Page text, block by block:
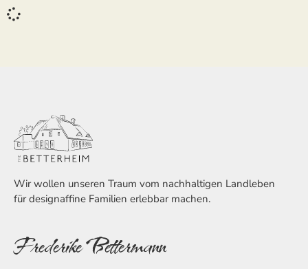
Wir wollen unseren Traum vom nachhaltigen Landleben
für designaffine Familien erlebbar machen.
Frederike Bettermann